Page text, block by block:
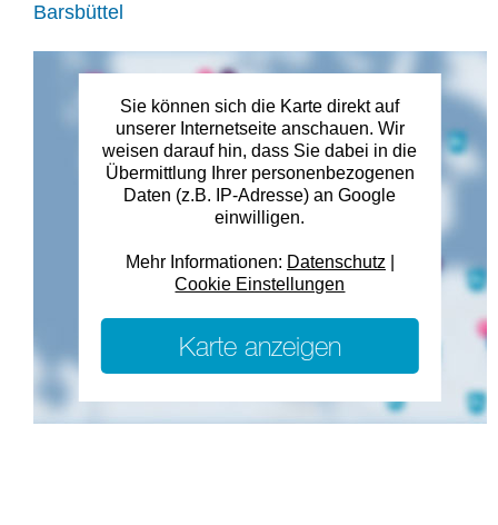
Barsbüttel
Sie können sich die Karte direkt auf
unserer Internetseite anschauen. Wir
weisen darauf hin, dass Sie dabei in die
Übermittlung Ihrer personenbezogenen
Daten (z.B. IP-Adresse) an Google
einwilligen.
Mehr Informationen: Datenschutz
Cookie Einstellungen
Karte anzeigen